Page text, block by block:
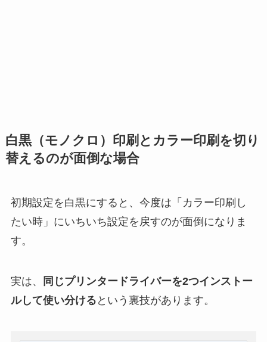
白黒（モノクロ）印刷とカラー印刷を切り
替えるのが面倒な場合
初期設定を白黒にすると、今度は「カラー印刷し
たい時」にいちいち設定を戻すのが面倒になりま
す。
実は、
同じプリンタードライバーを2つインストー
ルして使い分ける という裏技があります。